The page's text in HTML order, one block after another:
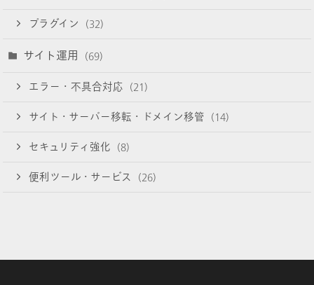
プラグイン (32)
サイト運用 (69)
エラー・不具合対応 (21)
サイト・サーバー移転・ドメイン移管 (14)
セキュリティ強化 (8)
便利ツール・サービス (26)